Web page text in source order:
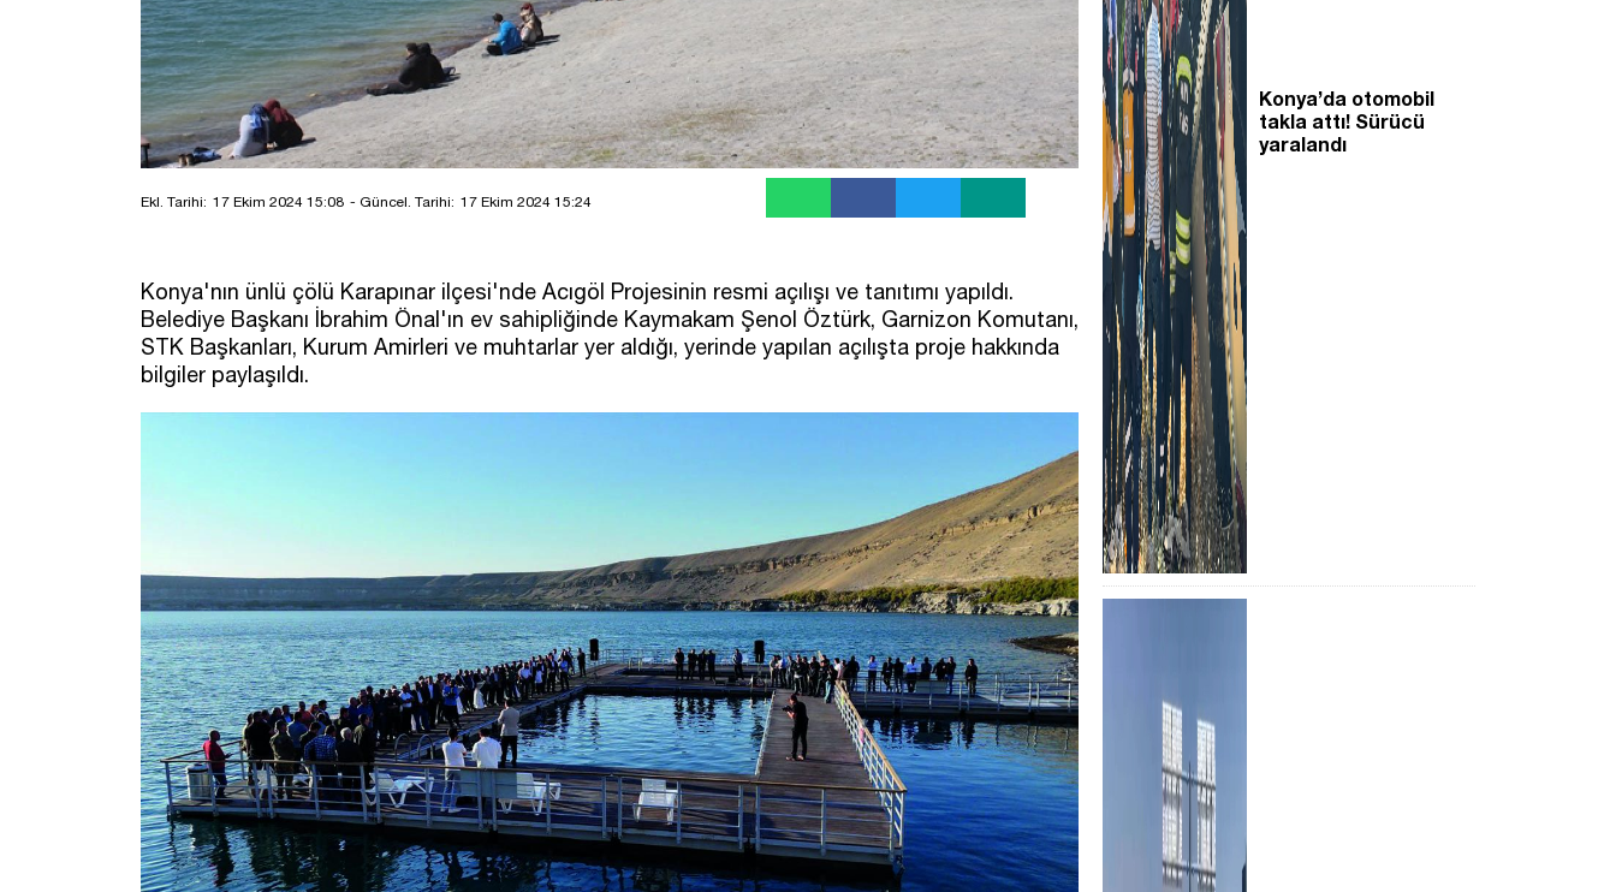
Ekl. Tarihi: 17 Ekim 2024 15:08 - Güncel. Tarihi: 17 Ekim 2024 15:24
Konya'nın ünlü çölü Karapınar ilçesi'nde Acıgöl Projesinin resmi açılışı ve tanıtımı yapıldı.
Belediye Başkanı İbrahim Önal'ın ev sahipliğinde Kaymakam Şenol Öztürk, Garnizon Komutanı,
STK Başkanları, Kurum Amirleri ve muhtarlar yer aldığı, yerinde yapılan açılışta proje hakkında
bilgiler paylaşıldı.
Konya’da otomobil
takla attı! Sürücü
yaralandı